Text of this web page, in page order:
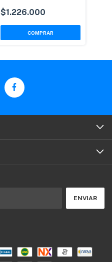
Con Asiento Bucket
$1.226.000